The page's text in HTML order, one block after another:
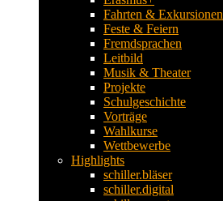
Fahrten & Exkursionen
Feste & Feiern
Fremdsprachen
Leitbild
Musik & Theater
Projekte
Schulgeschichte
Vorträge
Wahlkurse
Wettbewerbe
Highlights
schiller.bläser
schiller.digital